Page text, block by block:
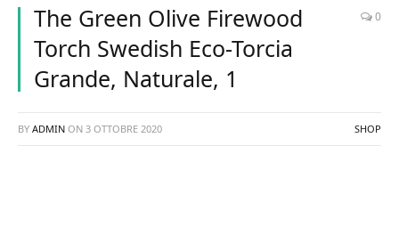
The Green Olive Firewood
Torch Swedish Eco-Torcia
Grande, Naturale, 1
0
BY ADMIN ON 3 OTTOBRE 2020 SHOP